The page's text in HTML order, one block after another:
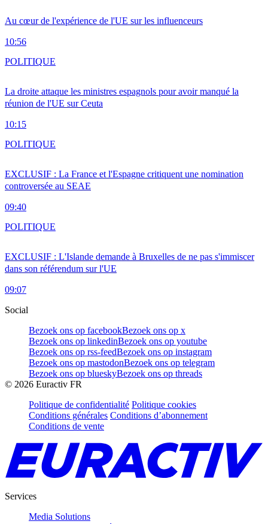
Au cœur de l'expérience de l'UE sur les influenceurs
10:56
La droite attaque les ministres espagnols pour avoir manqué la
réunion de l'UE sur Ceuta
10:15
POLITIQUE
EXCLUSIF : La France et l'Espagne critiquent une nomination
controversée au SEAE
09:40
POLITIQUE
EXCLUSIF : L'Islande demande à Bruxelles de ne pas s'immiscer
dans son référendum sur l'UE
09:07
POLITIQUE
Social
Bezoek ons op facebookBezoek ons op x
Bezoek ons op linkedinBezoek ons op youtube
Bezoek ons op rss-feedBezoek ons op instagram
Bezoek ons op mastodonBezoek ons op telegram
Bezoek ons op blueskyBezoek ons op threads
© 2026 Euractiv FR
Politique de confidentialité Politique cookies
Conditions générales Conditions d’abonnement
Conditions de vente
Services
Media Solutions